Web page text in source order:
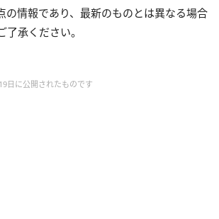
情報であり、最新のものとは異なる場合
了承ください。
日に公開されたものです